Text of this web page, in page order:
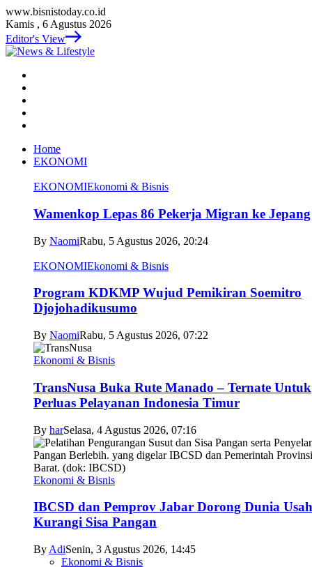
www.bisnistoday.co.id
Kamis , 6 Agustus 2026
Editor's View
Home
EKONOMI
EKONOMIEkonomi & Bisnis
Wamenkop Lepas 86 Pekerja Migran ke Jepang
By NaomiRabu, 5 Agustus 2026, 20:24
EKONOMIEkonomi & Bisnis
Program KDKMP Wujud Pemikiran Soemitro
Djojohadikusumo
By NaomiRabu, 5 Agustus 2026, 07:22
Ekonomi & Bisnis
TransNusa Buka Rute Manado – Ternate Untuk
Perluas Pelayanan Indonesia Timur
By harSelasa, 4 Agustus 2026, 07:16
Ekonomi & Bisnis
IBCSD dan Pemprov Jabar Dorong Dunia
Kurangi Sisa Pangan
By AdiSenin, 3 Agustus 2026, 14:45
Ekonomi & Bisnis